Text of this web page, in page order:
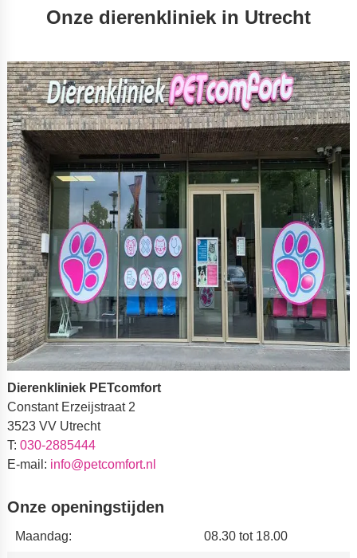
Onze dierenkliniek in Utrecht
Dierenkliniek PETcomfort
Constant Erzeijstraat 2
3523 VV Utrecht
T: 030-2885444
E-mail: info@petcomfort.nl
Onze openingstijden
Maandag: 08.30 tot 18.00